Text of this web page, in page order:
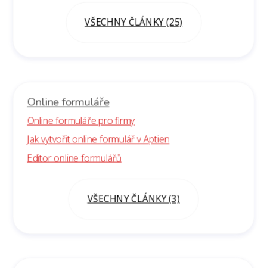
VŠECHNY ČLÁNKY (25)
Online formuláře
Online formuláře pro firmy
Jak vytvořit online formulář v Aptien
Editor online formulářů
VŠECHNY ČLÁNKY (3)